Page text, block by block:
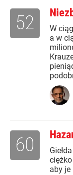
W
a w
52
aby je
60